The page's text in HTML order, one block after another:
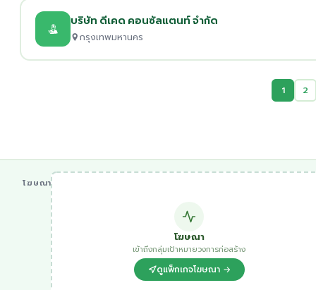
บริษัท ดีเคด คอนซัลแตนท์ จำกัด
กรุงเทพมหานคร
1 2
โฆษณา
โฆษณา
เข้าถึงกลุ่มเป้าหมายวงการก่อสร้าง
ดูแพ็กเกจโฆษณา →